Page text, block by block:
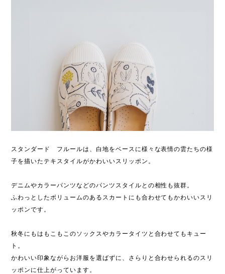
スタンダード フルールは、白地をベースに様々な表情の雲たちの様
子を描いたテキスタイルがかわいいスリッポン。
デニムやカラーパンツなどのパンツスタイルとの相性も抜群。
ふわっとしたボリュームのあるスカートにも合わせてもかわいいスリ
ッポンです。
秋冬にもはもこもこのソックスやカラータイツと合わせてもキュー
ト。
かわいい印象ながらお洋服を選ばずに、さらりと合わせられるのスリ
ッポンに仕上がっています。